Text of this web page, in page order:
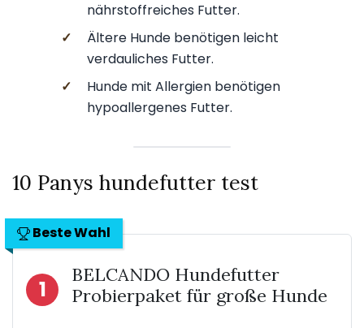
nährstoffreiches Futter.
✓
Ältere Hunde benötigen leicht
verdauliches Futter.
✓
Hunde mit Allergien benötigen
hypoallergenes Futter.
10 Panys hundefutter test
Beste Wahl
1
BELCANDO Hundefutter
Probierpaket für große Hunde